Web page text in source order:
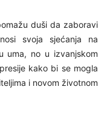
duši da zaboravi
svoja sjećanja na
uma, no u izvanjskom
kako bi se mogla
i novom životnom